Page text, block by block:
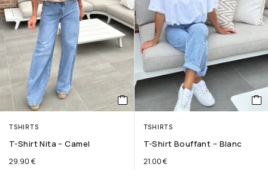
TSHIRTS
T-Shirt Nita – Camel
29.90 €
TSHIRTS
T-Shirt Bouffant – Blanc
21.00€